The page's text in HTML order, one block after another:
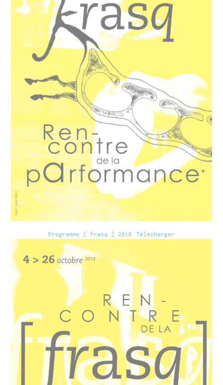
Programme [ frasq ] 2015 Télécharger